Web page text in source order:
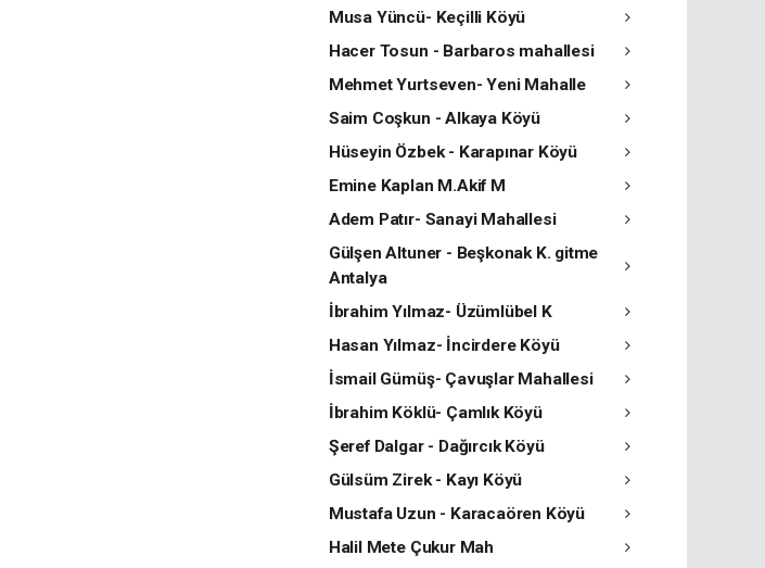
Musa Yüncü- Keçilli Köyü
Hacer Tosun - Barbaros mahallesi
Mehmet Yurtseven- Yeni Mahalle
Saim Coşkun - Alkaya Köyü
Hüseyin Özbek - Karapınar Köyü
Emine Kaplan M.Akif M
Adem Patır- Sanayi Mahallesi
Gülşen Altuner - Beşkonak K. gitme
Antalya
İbrahim Yılmaz- Üzümlübel K
Hasan Yılmaz- İncirdere Köyü
İsmail Gümüş- Çavuşlar Mahallesi
İbrahim Köklü- Çamlık Köyü
Şeref Dalgar - Dağırcık Köyü
Gülsüm Zirek - Kayı Köyü
Mustafa Uzun - Karacaören Köyü
Halil Mete Çukur Mah